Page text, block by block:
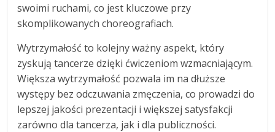
swoimi ruchami, co jest kluczowe przy
skomplikowanych choreografiach.
Wytrzymałość to kolejny ważny aspekt, który
zyskują tancerze dzięki ćwiczeniom wzmacniającym.
Większa wytrzymałość pozwala im na dłuższe
występy bez odczuwania zmęczenia, co prowadzi do
lepszej jakości prezentacji i większej satysfakcji
zarówno dla tancerza, jak i dla publiczności.